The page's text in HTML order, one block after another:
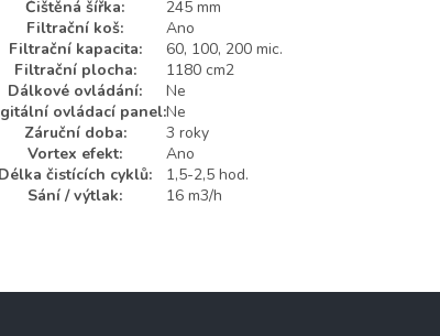
Čištěná šířka:
245 mm
Filtrační koš:
Ano
Filtrační kapacita:
60, 100, 200 mic.
Filtrační plocha:
1180 cm2
Dálkové ovládání:
Ne
ovládací panel:Ne
Záruční doba:
3 roky
Vortex efekt:
Ano
Délka čistících cyklů:
1,5-2,5 hod.
Sání / výtlak:
16 m3/h